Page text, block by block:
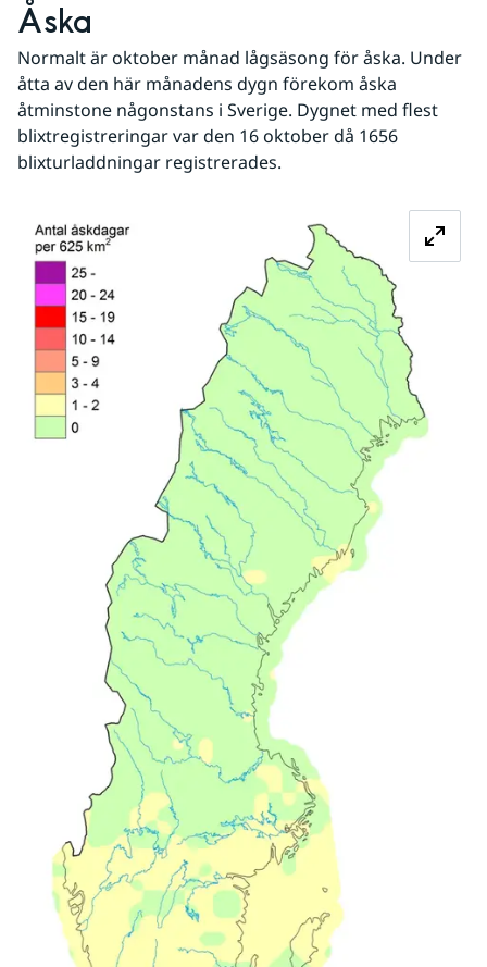
Åska
Normalt är oktober månad lågsäsong för åska. Under
åtta av den här månadens dygn förekom åska
åtminstone någonstans i Sverige. Dygnet med flest
blixtregistreringar var den 16 oktober då 1656
blixturladdningar registrerades.